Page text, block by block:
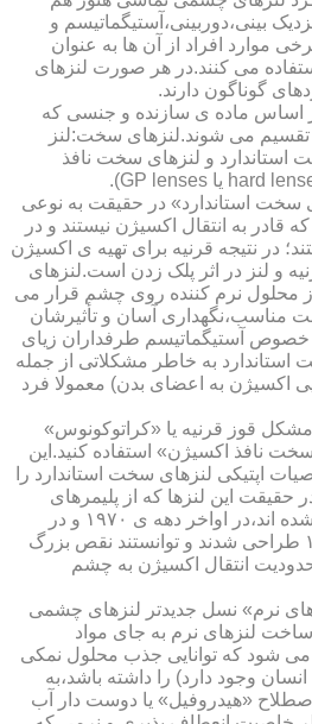
بینی،دوربینی،آستیگماتیسم و
موارد افراد از آن ها به عنوان
می کنند.در هر صورت لنزهای
گوناگون دارند.
اساس ماده ی سازنده و جنسی که
تقسیم می شوند.لنزهای سخت:لنز
و لنزهای سخت نافذ
سخت استاندارد» در حقیقت به نوعی
قادر به انتقال اکسیژن نیستند و در
در نتیجه قرنیه برای تهیه ی اکسیژن
و لنز در اثر پلک زدن است.لنزهای
از محلول نرم کننده روی چشم قرار می
مناسب،نگهداری آسان و تأثیرشان
خصوص آستیگماتیسم طرفداران زیای
استاندارد به خاطر مشکلاتی از جمله
اکسیژن به اعضای بدن) معمولا فرد
قوز قرنیه یا «کراتوکونوس»
نافذ اکسیژن» استفاده کنید.این
اپتیکی لنزهای سخت استاندارد را
حقیقت این لنزها که از پلیمرهای
نفوذپذیر به اکسیژن ساخته شده اند،در اواخر دهه ی ۱۹۷۰ و در
طول دهه های ۱۹۸۰ و ۱۹۹۰ طراحی شدند و توانستند نقص بزرگ
انتقال اکسیژن به چشم
نرم» نسل جدیدتر لنزهای چشمی
لنزهای نرم به جای مواد
می شود که توانایی جذب محلول نمکی
وجود دارد) را داشته باشد،به
«هیدروفیل» یا دوست دار آب